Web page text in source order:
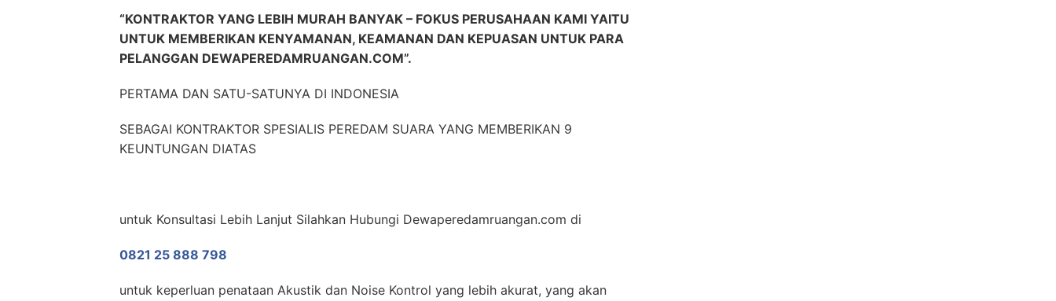
“KONTRAKTOR YANG LEBIH MURAH BANYAK – FOKUS PERUSAHAAN KAMI YAITU
UNTUK MEMBERIKAN KENYAMANAN, KEAMANAN DAN KEPUASAN UNTUK PARA
PELANGGAN DEWAPEREDAMRUANGAN.COM”.
PERTAMA DAN SATU-SATUNYA DI INDONESIA
SEBAGAI KONTRAKTOR SPESIALIS PEREDAM SUARA YANG MEMBERIKAN 9
KEUNTUNGAN DIATAS
untuk Konsultasi Lebih Lanjut Silahkan Hubungi Dewaperedamruangan.com di
0821 25 888 798
untuk keperluan penataan Akustik dan Noise Kontrol yang lebih akurat, yang akan